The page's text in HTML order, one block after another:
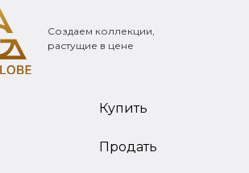
Создаем коллекции,
растущие в цене
Купить
Продать